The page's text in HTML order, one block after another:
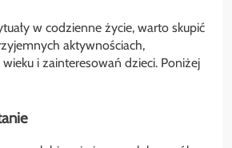
w codzienne życie, warto skupić
aktywnościach,
i zainteresowań dzieci. Poniżej